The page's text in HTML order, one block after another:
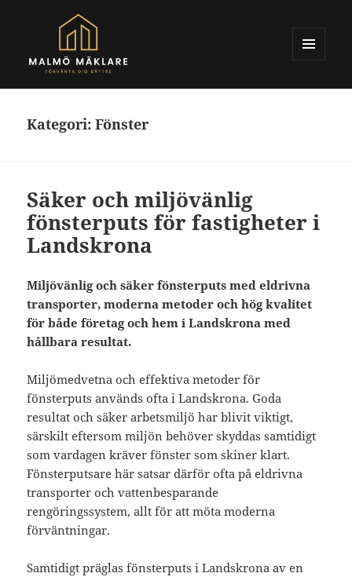
WIDGETS
Kategori:Fönster
Säker och miljövänlig
fönsterputs för fastigheter i
Landskrona
Miljövänlig och säker fönsterputs med eldrivna
transporter, moderna metoder och hög kvalitet
för både företag och hem i Landskrona med
hållbara resultat.
Miljömedvetna och effektiva metoder för
fönsterputs används ofta i Landskrona. Goda
resultat och säker arbetsmiljö har blivit viktigt,
särskilt eftersom miljön behöver skyddas samtidigt
som vardagen kräver fönster som skiner klart.
Fönsterputsare här satsar därför ofta på eldrivna
transporter och vattenbesparande
rengöringssystem, allt för att möta moderna
förväntningar.
Samtidigt präglas fönsterputs i Landskrona av en